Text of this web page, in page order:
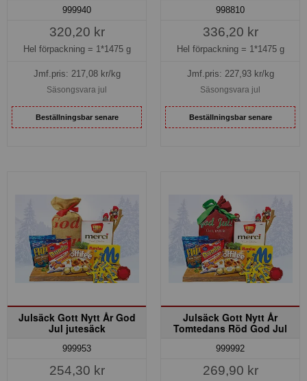
999940
320,20 kr
Hel förpackning = 1*1475 g
Jmf.pris: 217,08kr/kg
Säsongsvara jul
Beställningsbar senare
998810
336,20 kr
Hel förpackning = 1*1475 g
Jmf.pris: 227,93kr/kg
Säsongsvara jul
Beställningsbar senare
Julsäck Gott Nytt År God
Jul jutesäck
999953
254,30 kr
Julsäck Gott Nytt År
Tomtedans Röd God Jul
999992
269,90 kr